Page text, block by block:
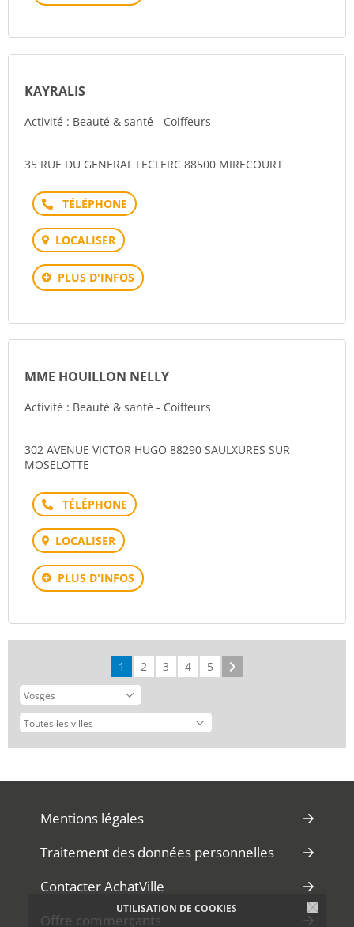
UTILISATION DE COOKIES
KAYRALIS
Activité : Beauté & santé - Coiffeurs
35 RUE DU GENERAL LECLERC 88500 MIRECOURT
Téléphone
LOCALISER
PLUS D'INFOS
MME HOUILLON NELLY
Activité : Beauté & santé - Coiffeurs
302 AVENUE VICTOR HUGO 88290 SAULXURES SUR
MOSELOTTE
Téléphone
LOCALISER
PLUS D'INFOS
1 2 3 4 5
Mentions légales
Traitement des données personnelles
Contacter AchatVille
Offre commerçants